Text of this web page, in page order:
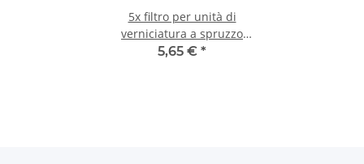
5x filtro per unità di
verniciatura a spruzzo
airless #150
5,65 € *